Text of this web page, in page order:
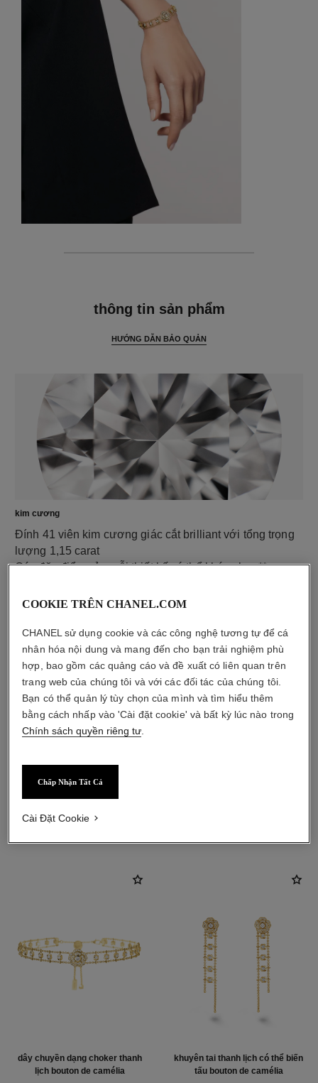
thông tin sản phẩm
HƯỚNG DẪN BẢO QUẢN
kim cương
Đính 41 viên kim cương giác cắt brilliant với tổng trọng
lượng 1,15 carat
Các đặc điểm của mỗi thiết kế có thể khác nhau**
Vàng vàng 18K
dây chuyền dạng choker thanh
lịch bouton de camélia
khuyên tai thanh lịch có thể biến
tấu bouton de camélia
COOKIE TRÊN CHANEL.COM
CHANEL sử dụng cookie và các công nghệ tương tự để cá
nhân hóa nội dung và mang đến cho bạn trải nghiệm phù
hợp, bao gồm các quảng cáo và đề xuất có liên quan trên
trang web của chúng tôi và với các đối tác của chúng tôi.
Bạn có thể quản lý tùy chọn của mình và tìm hiểu thêm
bằng cách nhấp vào 'Cài đặt cookie' và bất kỳ lúc nào trong
Chính sách quyền riêng tư
Chấp Nhận Tất Cả
Cài Đặt Cookie